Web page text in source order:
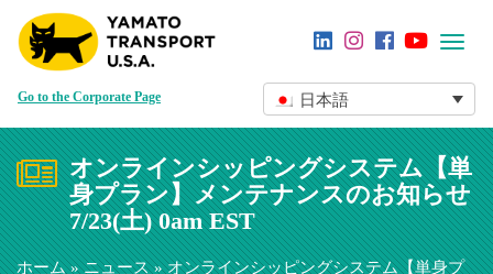
Go to the Corporate Page 日本語
オンラインシッピングシステム【単
身プラン】メンテナンスのお知らせ
7/23(土) 0am EST
ホーム»ニュース» オンラインシッピングシステム【単身プ